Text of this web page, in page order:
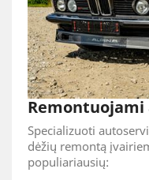
Specializuoti
dėžių remontą
populiariausių: